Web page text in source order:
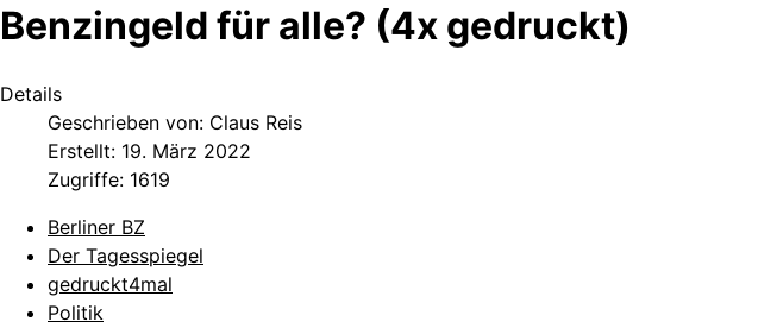
Benzingeld für alle? (4x gedruckt)
Details
Geschrieben von: Claus Reis
Erstellt: 19. März 2022
Zugriffe: 1619
Berliner BZ
Der Tagesspiegel
gedruckt4mal
Politik